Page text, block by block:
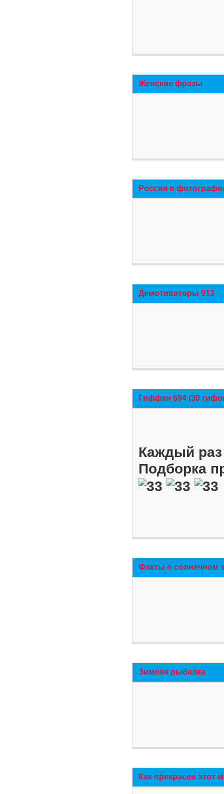
Женские фразы
Россия в
Демотиваторы 913
Гиффки 694 (30
Каждый
Подборка
Факты о солнечном
Зимняя рыбалка
Как прекрасен этот